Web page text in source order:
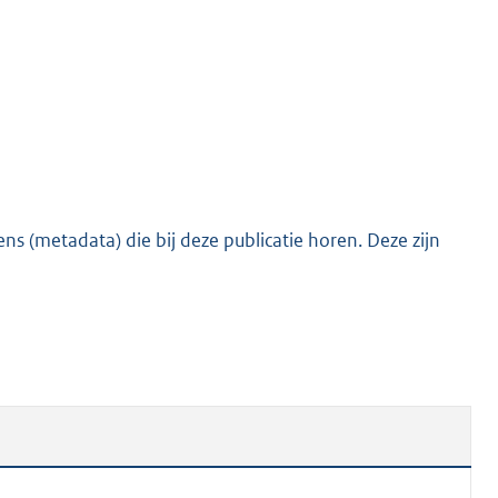
(metadata) die bij deze publicatie horen. Deze zijn